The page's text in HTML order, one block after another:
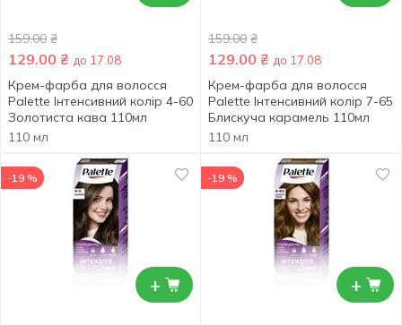
159.00 ₴
129.00 ₴ до 17.08
Крем-фарба для волосся
Palette Інтенсивний колір 4-60
Золотиста кава 110мл
110 мл
159.00 ₴
129.00 ₴ до 17.08
Крем-фарба для волосся
Palette Інтенсивний колір 7-65
Блискуча карамель 110мл
110 мл
+
-19 %
+
-19 %